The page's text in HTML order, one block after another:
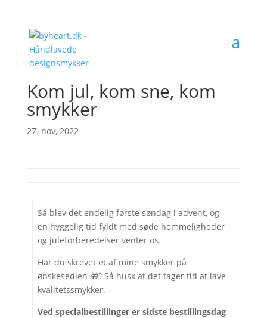
Kom jul, kom sne, kom
smykker
27. nov, 2022
Så blev det endelig første søndag i advent, og
en hyggelig tid fyldt med søde hemmeligheder
og juleforberedelser venter os.
Har du skrevet et af mine smykker på
ønskesedlen 🎁? Så husk at det tager tid at lave
kvalitetssmykker.
Ved specialbestillinger er sidste bestillingsdag